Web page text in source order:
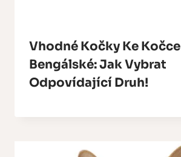
Vhodné Kočky Ke Kočce
Bengálské: Jak Vybrat
Odpovídající Druh!